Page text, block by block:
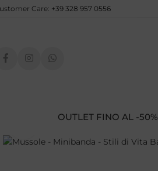
Care: +39 328 957 0556
OUTLET FINO AL -50%